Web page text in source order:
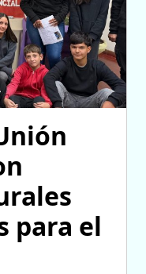
para el